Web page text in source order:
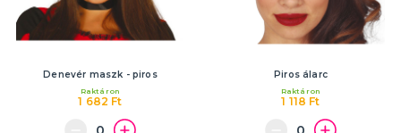
Denevér maszk - piros
1 682 Ft
Raktáron
Piros álarc
1 118 Ft
Raktáron